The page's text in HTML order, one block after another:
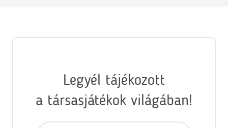
Legyél tájékozott
a társasjátékok világában!